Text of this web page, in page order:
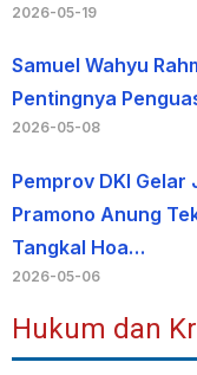
2026-05-19
Samuel Wahyu
Pentingnya
2026-05-08
Pemprov DKI Gelar
Pramono Anung
Tangkal Hoa…
2026-05-06
Hukum dan